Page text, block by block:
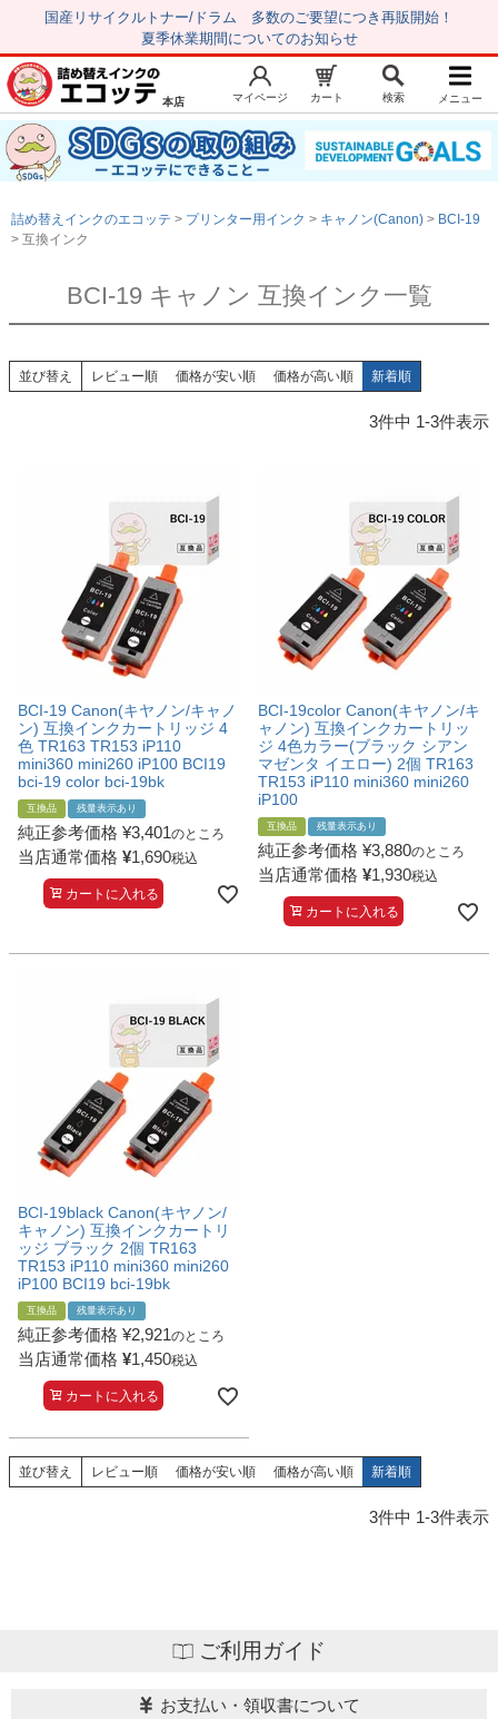
国産リサイクルトナー/ドラム 多数のご要望につき再販開始！
夏季休業期間についてのお知らせ
新規会員登録 マイページ
トップページ お気に入り
注文履歴 レビュー履歴
商品を探す
初心者用セット
キャノンインク
互換インクボトル
互換インクカートリッジ
再生インクカートリッジ
記事を探す
お客様の声
お店の紹介
ご利用ガイド
よくある質問
お問い合わせ
本店 マイページ カート 検索 メニュー
詰め替えインクのエコッテ プリンター用インク キャノン(Canon)
BCI-19
互換インク
BCI-19 キャノン 互換インク一覧
並び替え レビュー順 価格が安い順 価格が高い順 新着順
3件中 1-3件表示
BCI-19 Canon(キヤノン/キャノ
ン) 互換インクカートリッジ 4
色 TR163 TR153 iP110
mini360 mini260 iP100 BCI19
bci-19 color bci-19bk
互換品 残量表示あり
純正参考価格 ¥3,401のところ
当店通常価格 ¥1,690税込
カートに入れる
BCI-19color Canon(キヤノン/キ
ャノン) 互換インクカートリッ
ジ 4色カラー(ブラック シアン
マゼンタ イエロー) 2個 TR163
TR153 iP110 mini360 mini260
iP100
互換品 残量表示あり
純正参考価格 ¥3,880のところ
当店通常価格 ¥1,930税込
カートに入れる
BCI-19black Canon(キヤノン/
キャノン) 互換インクカートリ
ッジ ブラック 2個 TR163
TR153 iP110 mini360 mini260
iP100 BCI19 bci-19bk
互換品 残量表示あり
純正参考価格 ¥2,921のところ
当店通常価格 ¥1,450税込
カートに入れる
並び替え レビュー順 価格が安い順 価格が高い順 新着順
3件中 1-3件表示
ご利用ガイド
お支払い・領収書について